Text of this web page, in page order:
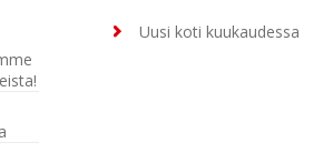
Uusi koti kuukaudessa